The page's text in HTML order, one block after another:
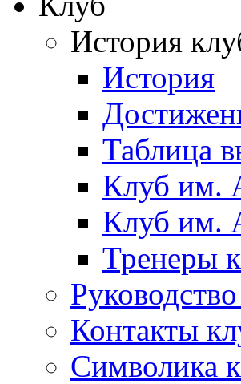
История
История
Таблица
Клуб им.
Клуб им.
Тренеры
Контакты
Символика